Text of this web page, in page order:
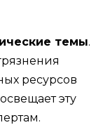
темы.
ресурсов
эту